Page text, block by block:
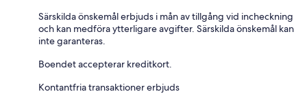
Särskilda önskemål erbjuds i mån av tillgång vid incheckning
och kan medföra ytterligare avgifter. Särskilda önskemål kan
inte garanteras.
Boendet accepterar kreditkort.
Kontantfria transaktioner erbjuds